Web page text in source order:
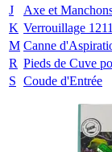
J
Axe et
K Verrouillage
M Canne
R Pieds de Cuve
S Coude d'Entrée